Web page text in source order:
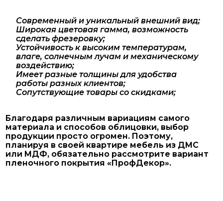
Современный и уникальный внешний вид;
Широкая цветовая гамма, возможность
сделать фрезеровку;
Устойчивость к высоким температурам,
влаге, солнечным лучам и механическому
воздействию;
Имеет разные толщины для удобства
работы разных клиентов;
Сопутствующие товары со скидками;
Благодаря различным вариациям самого
материала и способов облицовки, выбор
продукции просто огромен. Поэтому,
планируя в своей квартире мебель из ДМС
или МДФ, обязательно рассмотрите вариант
пленочного покрытия «ПрофДекор».